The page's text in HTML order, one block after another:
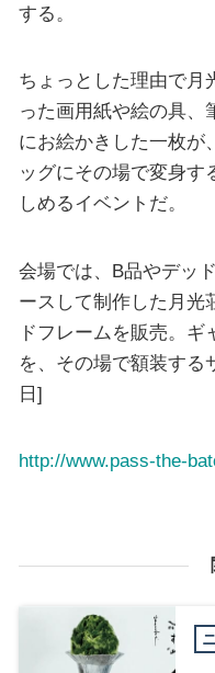
する。
ちょっとした理由で月
った画用紙や絵の具、
にお絵かきした一枚が
ッグにその場で変身す
しめるイベントだ。
会場では、B品やデッ
ースして制作した月光
ドフレームを販売。
を、その場で額装する
日]
http://www.pass-the-